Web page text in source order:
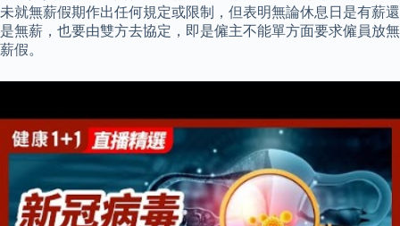
未就無薪假期作出任何規定或限制，但表明無論休息日是有薪還
是無薪，也要由雙方去協定，即是僱主不能單方面要求僱員放無
薪假。